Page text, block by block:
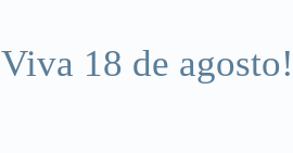
Viva 18 de agosto!